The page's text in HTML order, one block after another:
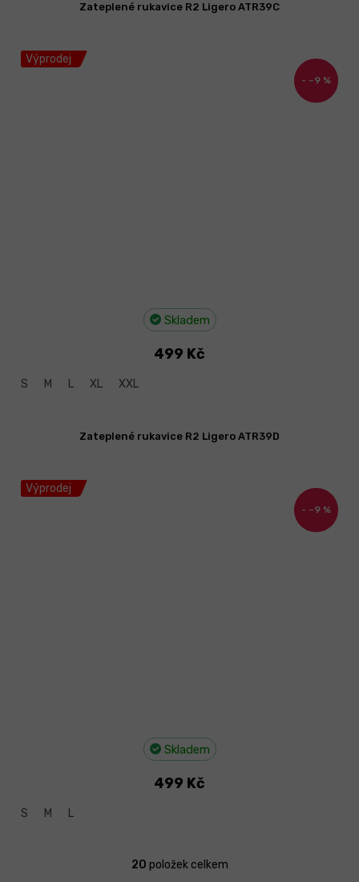
Výprodej
–9 %
Zateplené rukavice R2 Ligero ATR39C
Skladem
499 Kč
S M L XL XXL
Výprodej
–9 %
Zateplené rukavice R2 Ligero ATR39D
Skladem
499 Kč
S M L
O
20 položek celkem